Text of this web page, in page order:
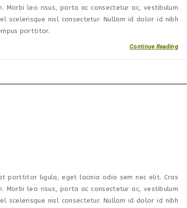
Morbi leo risus, porta ac consectetur ac, vestibulum
scelerisque nisl consectetur. Nullam id dolor id nibh
porttitor.
Continue Reading
porttitor ligula, eget lacinia odio sem nec elit. Cras
Morbi leo risus, porta ac consectetur ac, vestibulum
scelerisque nisl consectetur. Nullam id dolor id nibh